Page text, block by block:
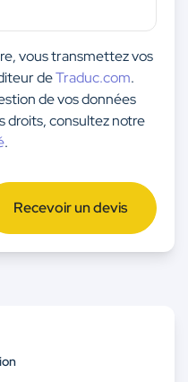
vous transmettez vos
deTraduc.com.
de vos données
droits, consultez notre
.
Recevoir un devis